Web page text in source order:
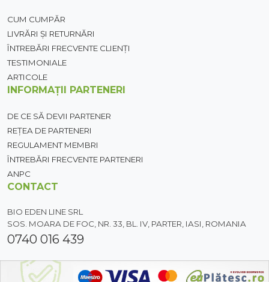
CUM CUMPĂR
LIVRĂRI ȘI RETURNĂRI
ÎNTREBĂRI FRECVENTE CLIENȚI
TESTIMONIALE
ARTICOLE
INFORMAȚII PARTENERI
DE CE SĂ DEVII PARTENER
REȚEA DE PARTENERI
REGULAMENT MEMBRI
ÎNTREBĂRI FRECVENTE PARTENERI
ANPC
CONTACT
BIO EDEN LINE SRL
SOS. MOARA DE FOC, NR. 33, BL. IV, PARTER, IASI, ROMANIA
0740 016 439